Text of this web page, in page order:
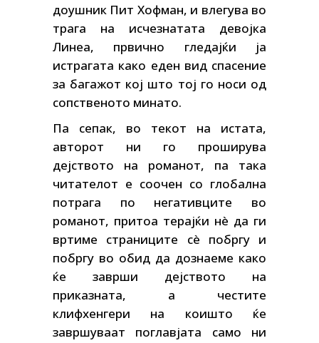
доушник Пит Хофман, и влегува во
трага на исчезнатата девојка
Линеа, првично гледајќи ја
истрагата како еден вид спасение
за багажот кој што тој го носи од
сопственото минато.
Па сепак, во текот на истата,
авторот ни го проширува
дејството на романот, па така
читателот е соочен со глобална
потрага по негативците во
романот, притоа терајќи нè да ги
вртиме страниците сè побргу и
побргу во обид да дознаеме како
ќе заврши дејството на
приказната, а честите
клифхенгери на коишто ќе
завршуваат поглавјата само ни